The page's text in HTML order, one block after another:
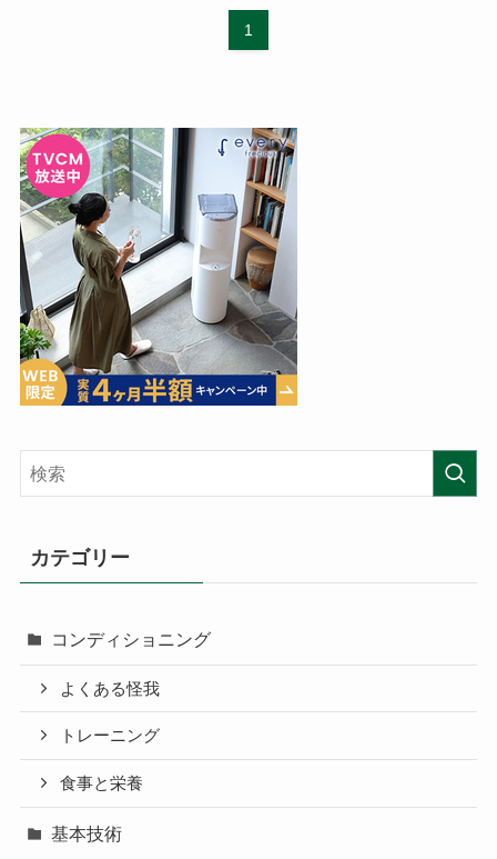
1
カテゴリー
コンディショニング
よくある怪我
トレーニング
食事と栄養
基本技術